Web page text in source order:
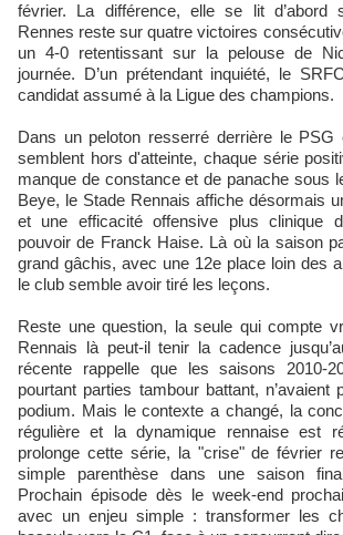
février. La différence, elle se lit d’abord
Rennes reste sur quatre victoires
un 4‑0 retentissant sur la pelouse de
journée. D’un prétendant inquiété, le
candidat assumé à la Ligue des champions.
Dans un peloton resserré derrière le
semblent hors d'atteinte, chaque série
manque de constance et de panache sous
Beye, le Stade Rennais affiche désormais
et une efficacité offensive plus clinique
pouvoir de Franck Haise. Là où la saison
grand gâchis, avec une 12e place loin des
le club semble avoir tiré les leçons.
Reste une question, la seule qui compte
Rennais là peut‑il tenir la cadence
récente rappelle que les saisons
pourtant parties tambour battant, n’avaient
podium. Mais le contexte a changé, la
régulière et la dynamique rennaise est
prolonge cette série, la "crise" de février
simple parenthèse dans une saison
Prochain épisode dès le week‑end
avec un enjeu simple : transformer les